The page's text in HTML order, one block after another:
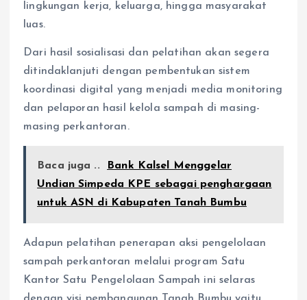
lingkungan kerja, keluarga, hingga masyarakat
luas.
Dari hasil sosialisasi dan pelatihan akan segera
ditindaklanjuti dengan pembentukan sistem
koordinasi digital yang menjadi media monitoring
dan pelaporan hasil kelola sampah di masing-
masing perkantoran.
Baca juga ..
Bank Kalsel Menggelar
Undian Simpeda KPE sebagai penghargaan
untuk ASN di Kabupaten Tanah Bumbu
Adapun pelatihan penerapan aksi pengelolaan
sampah perkantoran melalui program Satu
Kantor Satu Pengelolaan Sampah ini selaras